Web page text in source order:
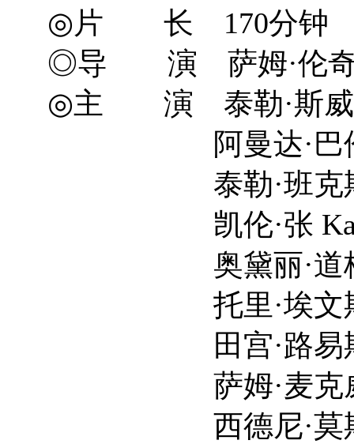
◎片 长 170分钟
◎导 演 萨姆·伦奇
◎主 演 泰勒·斯威
阿曼达·巴伦
泰勒·班克斯
凯伦·张 Karen
奥黛丽·道格拉
托里·埃文斯
田宫·路易斯
萨姆·麦克威廉
西德尼·莫斯